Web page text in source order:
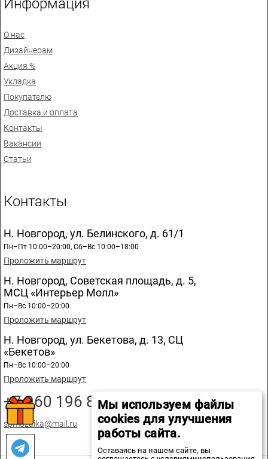
Информация
О нас
Дизайнерам
Акция %
Укладка
Покупателю
Доставка и оплата
Контакты
Вакансии
Статьи
Контакты
Н. Новгород, ул. Белинского, д. 61/1
Пн–Пт 10:00–20:00, Сб–Вс 10:00–18:00
Проложить маршрут
Н. Новгород, Советская площадь, д. 5,
МСЦ «Интерьер Молл»
Пн–Вс 10:00–20:00
Проложить маршрут
Н. Новгород, ул. Бекетова, д. 13, СЦ
«Бекетов»
Пн–Вс 10:00–20:00
Проложить маршрут
+7 960 196 89 20
spmozaika@mail.ru
Мы используем файлы
cookies для улучшения
работы сайта.
Оставаясь на нашем сайте, вы